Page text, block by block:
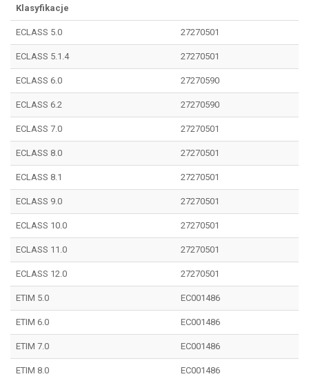
Klasyfikacje
ECLASS 5.0 27270501
ECLASS 5.1.4 27270501
ECLASS 6.0 27270590
ECLASS 6.2 27270590
ECLASS 7.0 27270501
ECLASS 8.0 27270501
ECLASS 8.1 27270501
ECLASS 9.0 27270501
ECLASS 10.0 27270501
ECLASS 11.0 27270501
ECLASS 12.0 27270501
ETIM 5.0 EC001486
ETIM 6.0 EC001486
ETIM 7.0 EC001486
ETIM 8.0 EC001486